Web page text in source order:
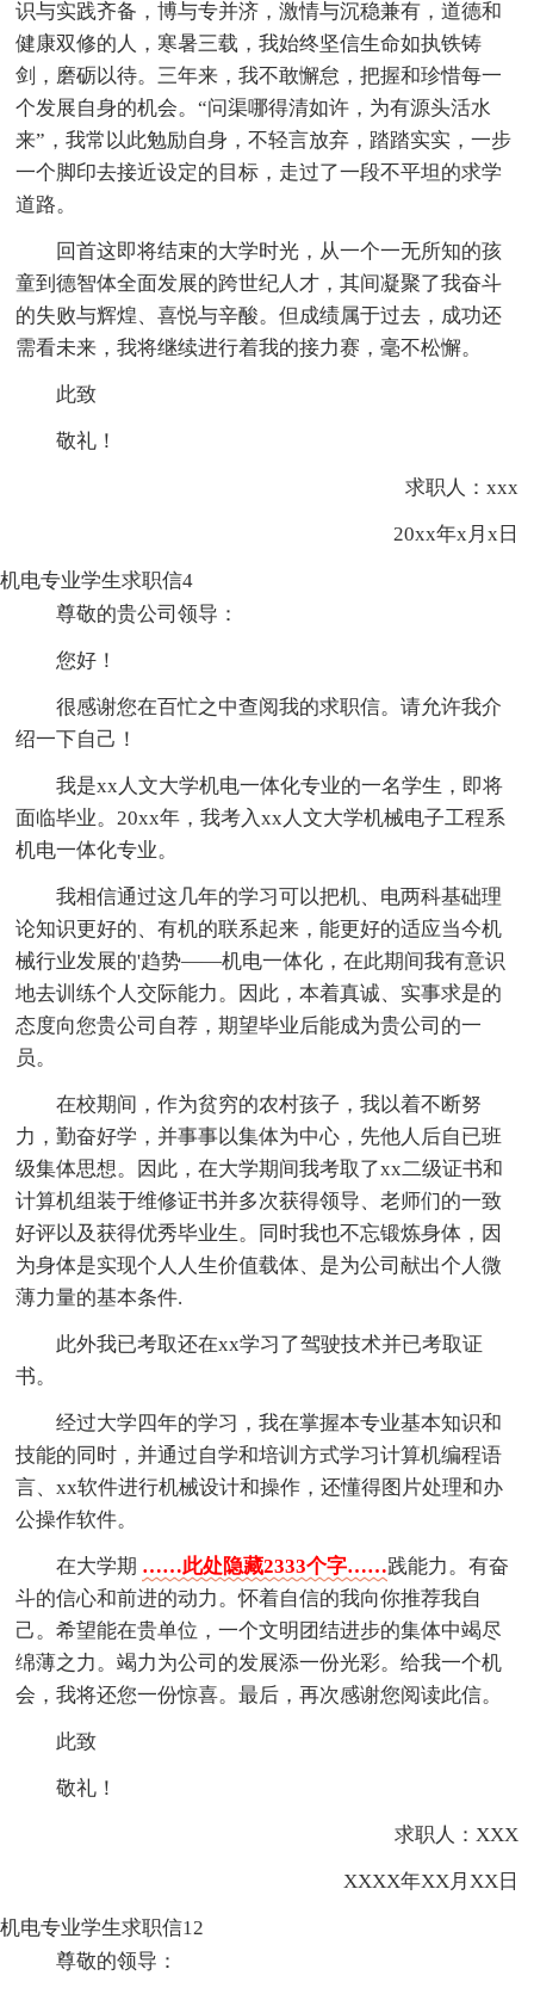
识与实践齐备，博与专并济，激情与沉稳兼有，道德和
健康双修的人，寒暑三载，我始终坚信生命如执铁铸
剑，磨砺以待。三年来，我不敢懈怠，把握和珍惜每一
个发展自身的机会。“问渠哪得清如许，为有源头活水
来”，我常以此勉励自身，不轻言放弃，踏踏实实，一步
一个脚印去接近设定的目标，走过了一段不平坦的求学
道路。
回首这即将结束的大学时光，从一个一无所知的孩
童到德智体全面发展的跨世纪人才，其间凝聚了我奋斗
的失败与辉煌、喜悦与辛酸。但成绩属于过去，成功还
需看未来，我将继续进行着我的接力赛，毫不松懈。
此致
敬礼！
求职人：xxx
20xx年x月x日
机电专业学生求职信4
尊敬的贵公司领导：
您好！
很感谢您在百忙之中查阅我的求职信。请允许我介
绍一下自己！
我是xx人文大学机电一体化专业的一名学生，即将
面临毕业。20xx年，我考入xx人文大学机械电子工程系
机电一体化专业。
我相信通过这几年的学习可以把机、电两科基础理
论知识更好的、有机的联系起来，能更好的适应当今机
械行业发展的'趋势——机电一体化，在此期间我有意识
地去训练个人交际能力。因此，本着真诚、实事求是的
态度向您贵公司自荐，期望毕业后能成为贵公司的一
员。
在校期间，作为贫穷的农村孩子，我以着不断努
力，勤奋好学，并事事以集体为中心，先他人后自已班
级集体思想。因此，在大学期间我考取了xx二级证书和
计算机组装于维修证书并多次获得领导、老师们的一致
好评以及获得优秀毕业生。同时我也不忘锻炼身体，因
为身体是实现个人人生价值载体、是为公司献出个人微
薄力量的基本条件.
此外我已考取还在xx学习了驾驶技术并已考取证
书。
经过大学四年的学习，我在掌握本专业基本知识和
技能的同时，并通过自学和培训方式学习计算机编程语
言、xx软件进行机械设计和操作，还懂得图片处理和办
公操作软件。
在大学期 ……此处隐藏2333个字……践能力。有奋
斗的信心和前进的动力。怀着自信的我向你推荐我自
己。希望能在贵单位，一个文明团结进步的集体中竭尽
绵薄之力。竭力为公司的发展添一份光彩。给我一个机
会，我将还您一份惊喜。最后，再次感谢您阅读此信。
此致
敬礼！
求职人：XXX
XXXX年XX月XX日
机电专业学生求职信12
尊敬的领导：